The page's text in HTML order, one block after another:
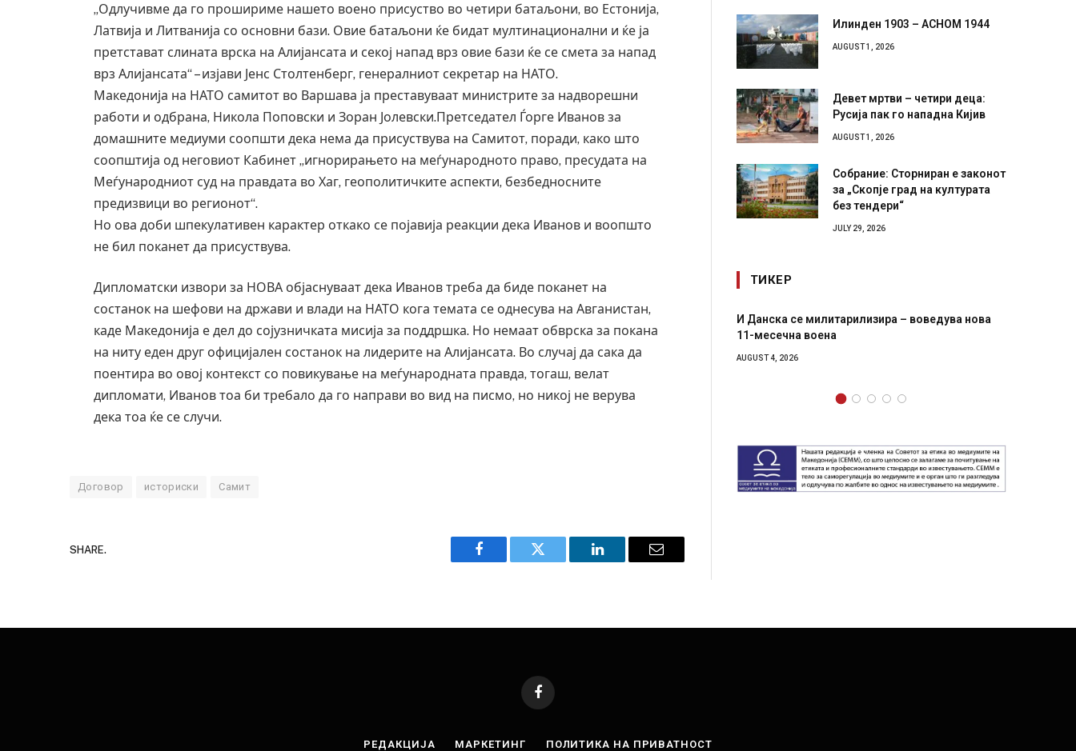
„Одлучивме да го прошириме нашето воено присуство во четири батаљони, во Естонија,
Латвија и Литванија со основни бази. Овие батаљони ќе бидат мултинационални и ќе ја
претстават слината врска на Алијансата и секој напад врз овие бази ќе се смета за напад
врз Алијансата“ – изјави Јенс Столтенберг, генералниот секретар на НАТО.
Македонија на НАТО самитот во Варшава ја преставуваат министрите за надворешни
работи и одбрана, Никола Поповски и Зоран Јолевски.Претседател Ѓорге Иванов за
домашните медиуми соопшти дека нема да присуствува на Самитот, поради, како што
соопштија од неговиот Кабинет „игнорирањето на меѓународното право, пресудата на
Меѓународниот суд на правдата во Хаг, геополитичките аспекти, безбедносните
предизвици во регионот“.
Но ова доби шпекулативен карактер откако се појавија реакции дека Иванов и воопшто
не бил поканет да присуствува.
Дипломатски извори за НОВА објаснуваат дека Иванов треба да биде поканет на
состанок на шефови на држави и влади на НАТО кога темата се однесува на Авганистан,
каде Македонија е дел до сојузничката мисија за поддршка. Но немаат обврска за покана
на ниту еден друг официјален состанок на лидерите на Алијансата. Во случај да сака да
поентира во овој контекст со повикување на меѓународната правда, тогаш, велат
дипломати, Иванов тоа би требало да го направи во вид на писмо, но никој не верува
дека тоа ќе се случи.
Договор историски Самит
SHARE.
Facebook Twitter LinkedIn Email
Илинден 1903 – АСНОМ 1944
AUGUST 1, 2026
Девет мртви – четири деца:
Русија пак го нападна Кијив
AUGUST 1, 2026
Собрание: Сторниран е законот
за „Скопје град на културата
без тендери“
JULY 29, 2026
ТИКЕР
Руска новинарка е осудена на 12 години затвор
за „велепредавство“
JULY 29, 2026
И Данска се милитарилизира – воведува нова
11-месечна воена
AUGUST 4, 2026
Facebook
РЕДАКЦИЈА МАРКЕТИНГ ПОЛИТИКА НА ПРИВАТНОСТ